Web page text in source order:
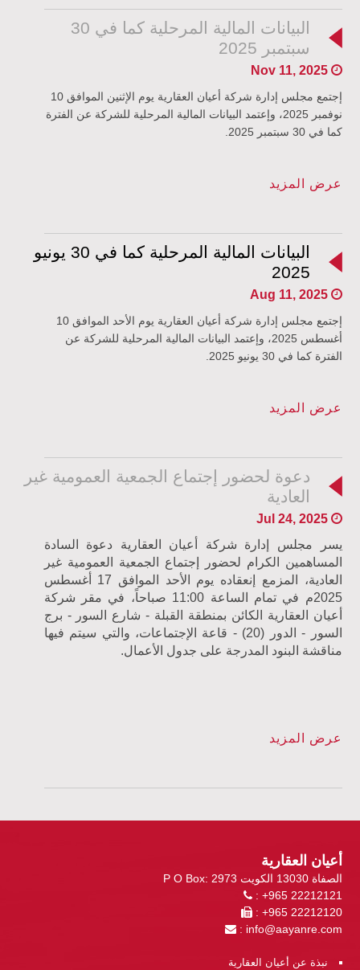
البيانات المالية المرحلية كما في 30
سبتمبر 2025
Nov 11, 2025
إجتمع مجلس إدارة شركة أعيان العقارية يوم الإثنين الموافق 10
نوفمبر 2025، وإعتمد البيانات المالية المرحلية للشركة عن الفترة
كما في 30 سبتمبر 2025.
عرض المزيد
البيانات المالية المرحلية كما في 30 يونيو
2025
Aug 11, 2025
إجتمع مجلس إدارة شركة أعيان العقارية يوم الأحد الموافق 10
أغسطس 2025، وإعتمد البيانات المالية المرحلية للشركة عن
الفترة كما في 30 يونيو 2025.
عرض المزيد
دعوة لحضور إجتماع الجمعية العمومية غير
العادية
Jul 24, 2025
يسر مجلس إدارة شركة أعيان العقارية دعوة السادة
المساهمين الكرام لحضور إجتماع الجمعية العمومية غير
العادية، المزمع إنعقاده يوم الأحد الموافق 17 أغسطس
2025م في تمام الساعة 11:00 صباحاً، في مقر شركة
أعيان العقارية الكائن بمنطقة القبلة - شارع السور - برج
السور - الدور (20) - قاعة الإجتماعات، والتي سيتم فيها
مناقشة البنود المدرجة على جدول الأعمال.
عرض المزيد
أعيان العقارية
P O Box: 2973 الصفاة 13030 الكويت
: +965 22212121
: +965 22212120
: info@aayanre.com
نبذة عن أعيان العقارية